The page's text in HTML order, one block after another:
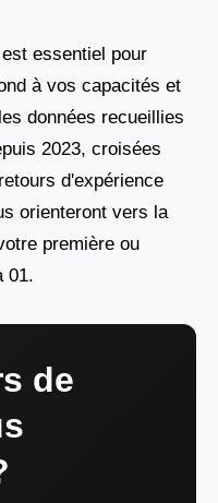
essentiel pour
à vos capacités et
données recueillies
2023, croisées
d'expérience
orienteront vers la
première ou
01.
de